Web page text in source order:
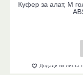
Куфер за алат, M
Додади во листа